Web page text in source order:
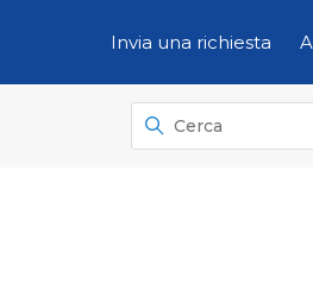
Invia una richiesta